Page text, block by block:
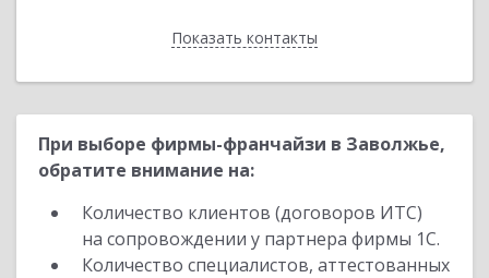
Показать контакты
Назад
При выборе фирмы-франчайзи в Заволжье,
обратите внимание на:
Количество клиентов (договоров ИТС)
на сопровождении у партнера фирмы 1С.
Количество специалистов, аттестованных